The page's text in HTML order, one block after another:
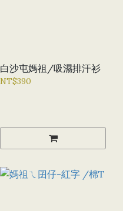
白沙屯媽祖/吸濕排汗衫
NT$390